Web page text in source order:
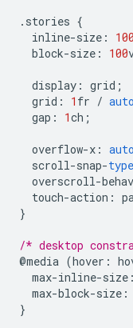
. stories {
inline-size : 100
block-size : 100
display : grid ;
grid : 1 fr / auto
gap : 1ch ;
overflow-x : auto
scroll-snap-type
overscroll-
touch-action :
}
/* desktop
@media (hover :
max-inline-size :
max-block-size :
}